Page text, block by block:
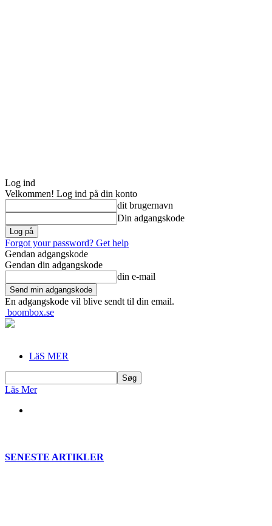
Log ind
Velkommen! Log ind på din konto
dit brugernavn
Din adgangskode
Forgot your password? Get help
Gendan adgangskode
Gendan din adgangskode
din e-mail
En adgangskode vil blive sendt til din email.
boombox.se
LäS MER
Läs Mer
SENESTE ARTIKLER